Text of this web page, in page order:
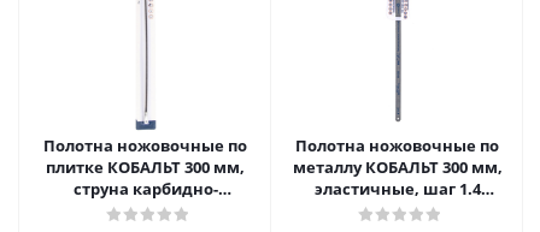
Полотна ножовочные по
плитке КОБАЛЬТ 300 мм,
струна карбидно-
вольфрамовая, зерно 60 (1
Полотна ножовочные по
металлу КОБАЛЬТ 300 мм,
эластичные, шаг 1.4
мм/18TPI, BIM (2 шт)